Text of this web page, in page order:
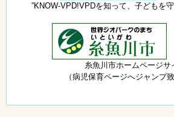
”KNOW-VPD!VPDを知って、子どもを
糸魚川市ホームページサ
（病児保育ページへジャンプ